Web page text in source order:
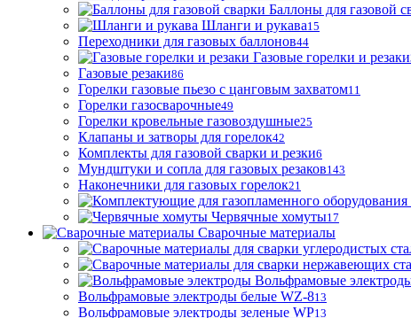
Баллоны для газовой
Шланги и рукава15
Переходники для газовых баллонов44
Газовые горелки и резаки
Газовые резаки86
Горелки газовые пьезо с цанговым захватом11
Горелки газосварочные49
Горелки кровельные газовоздушные25
Клапаны и затворы для горелок42
Комплекты для газовой сварки и резки6
Мундштуки и сопла для газовых резаков143
Наконечники для газовых горелок21
Червячные хомуты17
Сварочные материалы
Вольфрамовые
Вольфрамовые электроды белые WZ-813
Вольфрамовые электроды зеленые WP13